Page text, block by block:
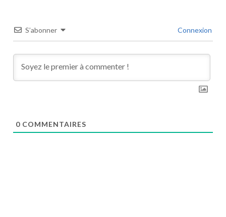
S’abonner Connexion
0 COMMENTAIRES